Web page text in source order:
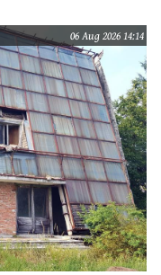
06 Aug 2026 14:14